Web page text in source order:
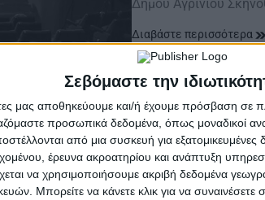
Σεβόμαστε την
μας αποθηκεύουμε και/ή έχουμε πρόσβαση σε
προσωπικά δεδομένα, όπως μοναδικοί
από μια συσκευή για εξατομικευμένες
έρευνα ακροατηρίου και ανάπτυξη
να χρησιμοποιήσουμε ακριβή δεδομένα
Μπορείτε να κάνετε κλικ για να συναινέσετε
Δήμου Αγρινίου
Διαβάστε περισσότερα